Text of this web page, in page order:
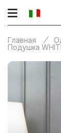
Главная
Подушка